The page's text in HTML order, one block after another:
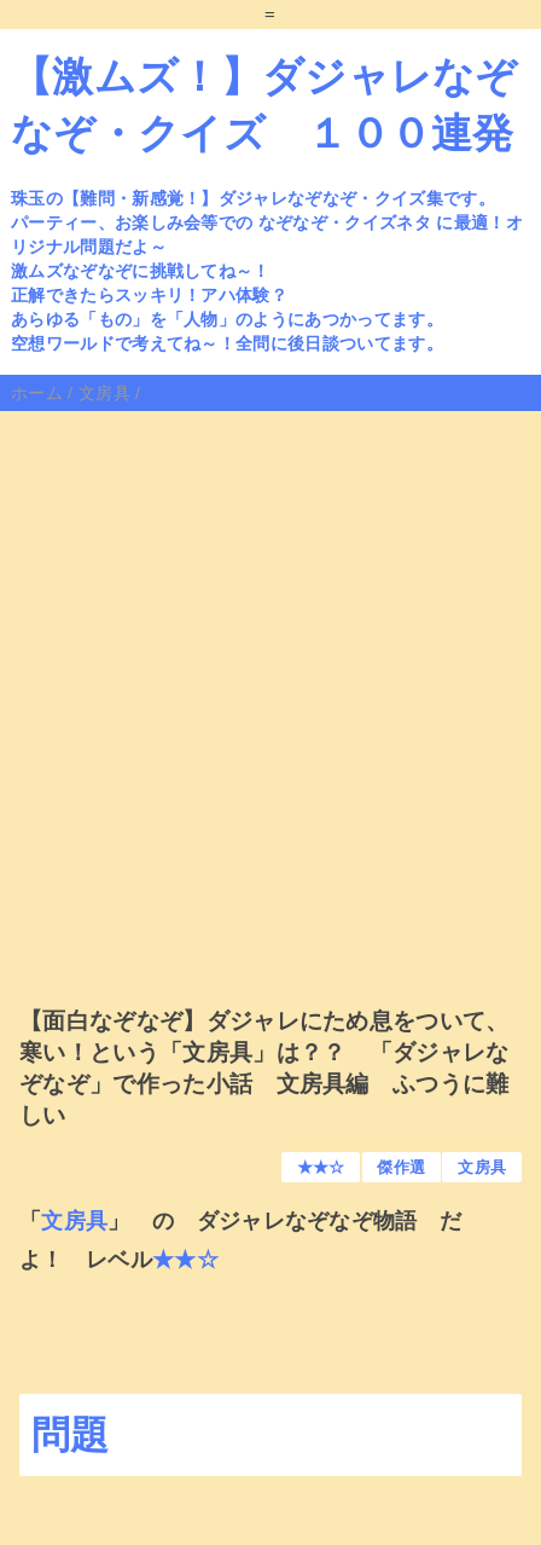
=
【激ムズ！】ダジャレなぞ
なぞ・クイズ １００連発
珠玉の【難問・新感覚！】ダジャレなぞなぞ・クイズ集です。
パーティー、お楽しみ会等での なぞなぞ・クイズネタ に最適！オ
リジナル問題だよ～
激ムズなぞなぞに挑戦してね～！
正解できたらスッキリ！アハ体験？
あらゆる「もの」を「人物」のようにあつかってます。
空想ワールドで考えてね～！全問に後日談ついてます。
ホーム / 文房具 /
【面白なぞなぞ】ダジャレにため息をついて、
寒い！という「文房具」は？？ 「ダジャレな
ぞなぞ」で作った小話 文房具編 ふつうに難
しい
★★☆ 傑作選 文房具
「文房具 」 の ダジャレなぞなぞ物語 だ
よ！ レベル★★☆
問題